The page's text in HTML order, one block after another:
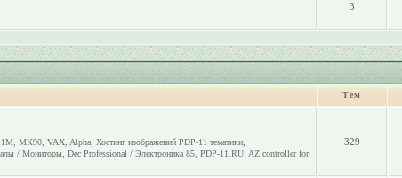
3
Тем
, МК90, VAX, Alpha, Хостинг изображений PDP-11 тематики,
/ Мониторы, Dec Professional / Электроника 85, PDP-11.RU, AZ controller for
329